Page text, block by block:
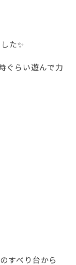
た✨
ぐらい遊んで力
すべり台から